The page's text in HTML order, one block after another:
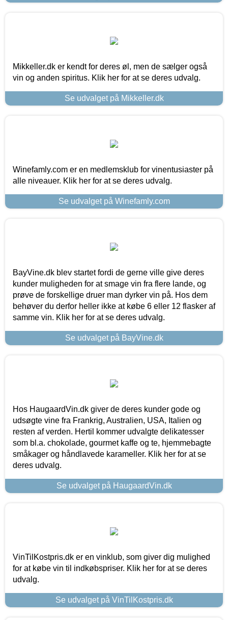
Mikkeller.dk er kendt for deres øl, men de sælger også
vin og anden spiritus. Klik her for at se deres udvalg.
Se udvalget på Mikkeller.dk
Winefamly.com er en medlemsklub for vinentusiaster på
alle niveauer. Klik her for at se deres udvalg.
Se udvalget på Winefamly.com
BayVine.dk blev startet fordi de gerne ville give deres
kunder muligheden for at smage vin fra flere lande, og
prøve de forskellige druer man dyrker vin på. Hos dem
behøver du derfor heller ikke at købe 6 eller 12 flasker af
samme vin. Klik her for at se deres udvalg.
Se udvalget på BayVine.dk
Hos HaugaardVin.dk giver de deres kunder gode og
udsøgte vine fra Frankrig, Australien, USA, Italien og
resten af verden. Hertil kommer udvalgte delikatesser
som bl.a. chokolade, gourmet kaffe og te, hjemmebagte
småkager og håndlavede karameller. Klik her for at se
deres udvalg.
Se udvalget på HaugaardVin.dk
VinTilKostpris.dk er en vinklub, som giver dig mulighed
for at købe vin til indkøbspriser. Klik her for at se deres
udvalg.
Se udvalget på VinTilKostpris.dk